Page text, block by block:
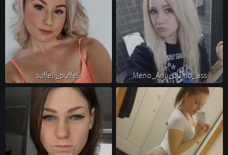
suffeli_puffeli Meno_Anu_dumb_ass